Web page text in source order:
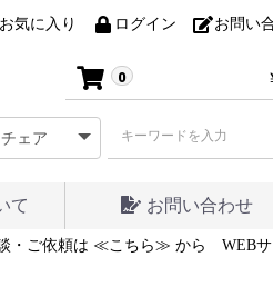
お気に入り ログイン お問い
0
て お問い合わせ
・ご依頼は ≪こちら≫ から WEB